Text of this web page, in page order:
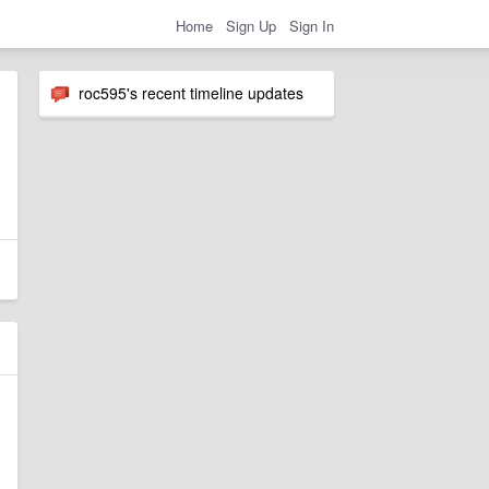
Home Sign Up Sign In
roc595's recent timeline updates